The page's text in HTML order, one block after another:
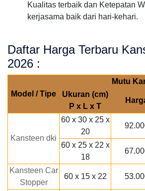
Kualitas terbaik dan Ketepatan
kerjasama baik dari hari-kehari.
Daftar Harga Terbaru
2026 :
Model / Tipe
Mutu
Ukuran (cm)
P x L x T
Kansteen dki
60 x 30 x 25 x
20
60 x 25 x 22 x
18
Kansteen Car
Stopper
60 x 15 x 22